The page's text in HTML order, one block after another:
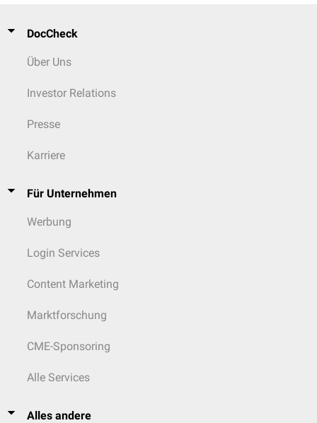
DocCheck
Über Uns
Investor Relations
Presse
Karriere
Für Unternehmen
Werbung
Login Services
Content Marketing
Marktforschung
CME-Sponsoring
Alle Services
Alles andere